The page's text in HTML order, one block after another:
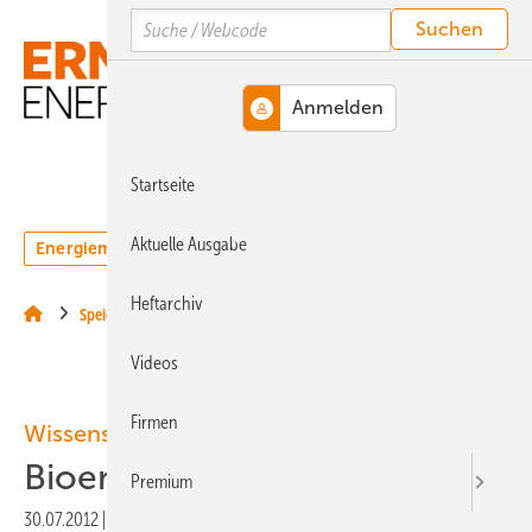
Hauptinhalt
Hauptmenü
SiteSearch
Energiemarkt Technologie
Speicher
Wissenschaft
Bioenergie am Pranger
30.07.2012
Search
Startseite
Aktuelle Ausgabe
Heftarchiv
Videos
Firmen
Premium